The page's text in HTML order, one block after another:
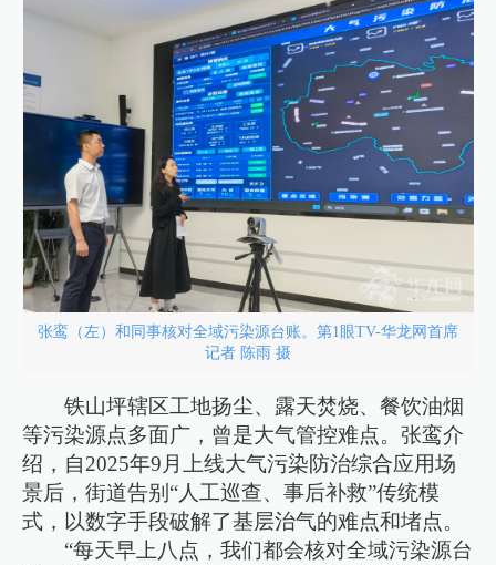
张鸾（左）和同事核对全域污染源台账。第1眼TV-华龙网首席
记者 陈雨 摄
铁山坪辖区工地扬尘、露天焚烧、餐饮油烟
等污染源点多面广，曾是大气管控难点。张鸾介
绍，自2025年9月上线大气污染防治综合应用场
景后，街道告别“人工巡查、事后补救”传统模
式，以数字手段破解了基层治气的难点和堵点。
“每天早上八点，我们都会核对全域污染源台